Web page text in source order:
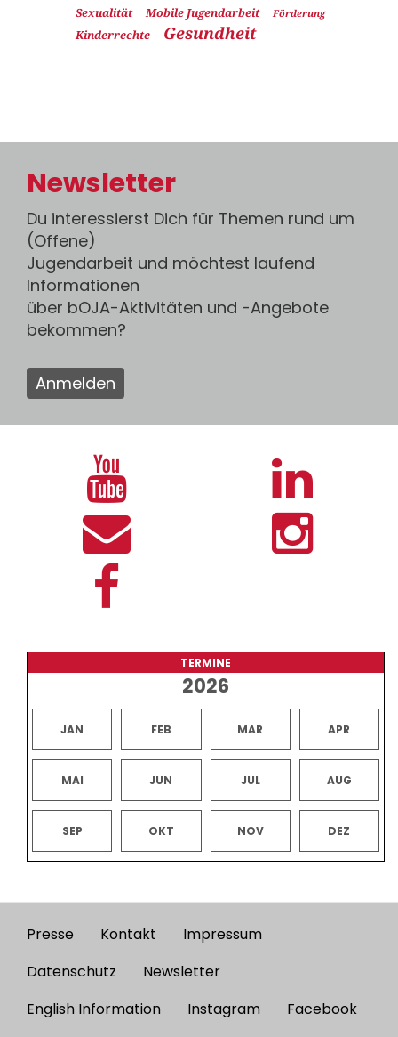
Sexualität
Mobile Jugendarbeit Förderung
Kinderrechte Gesundheit
Newsletter
Du interessierst Dich für Themen rund um
(Offene)
Jugendarbeit und möchtest laufend
Informationen
über bOJA-Aktivitäten und -Angebote
bekommen?
Anmelden
TERMINE
2026
JAN FEB MAR APR
MAI JUN JUL AUG
SEP OKT NOV DEZ
Footer
menu
Presse Kontakt
Impressum
Datenschutz
Newsletter
English Information
Instagram
Facebook